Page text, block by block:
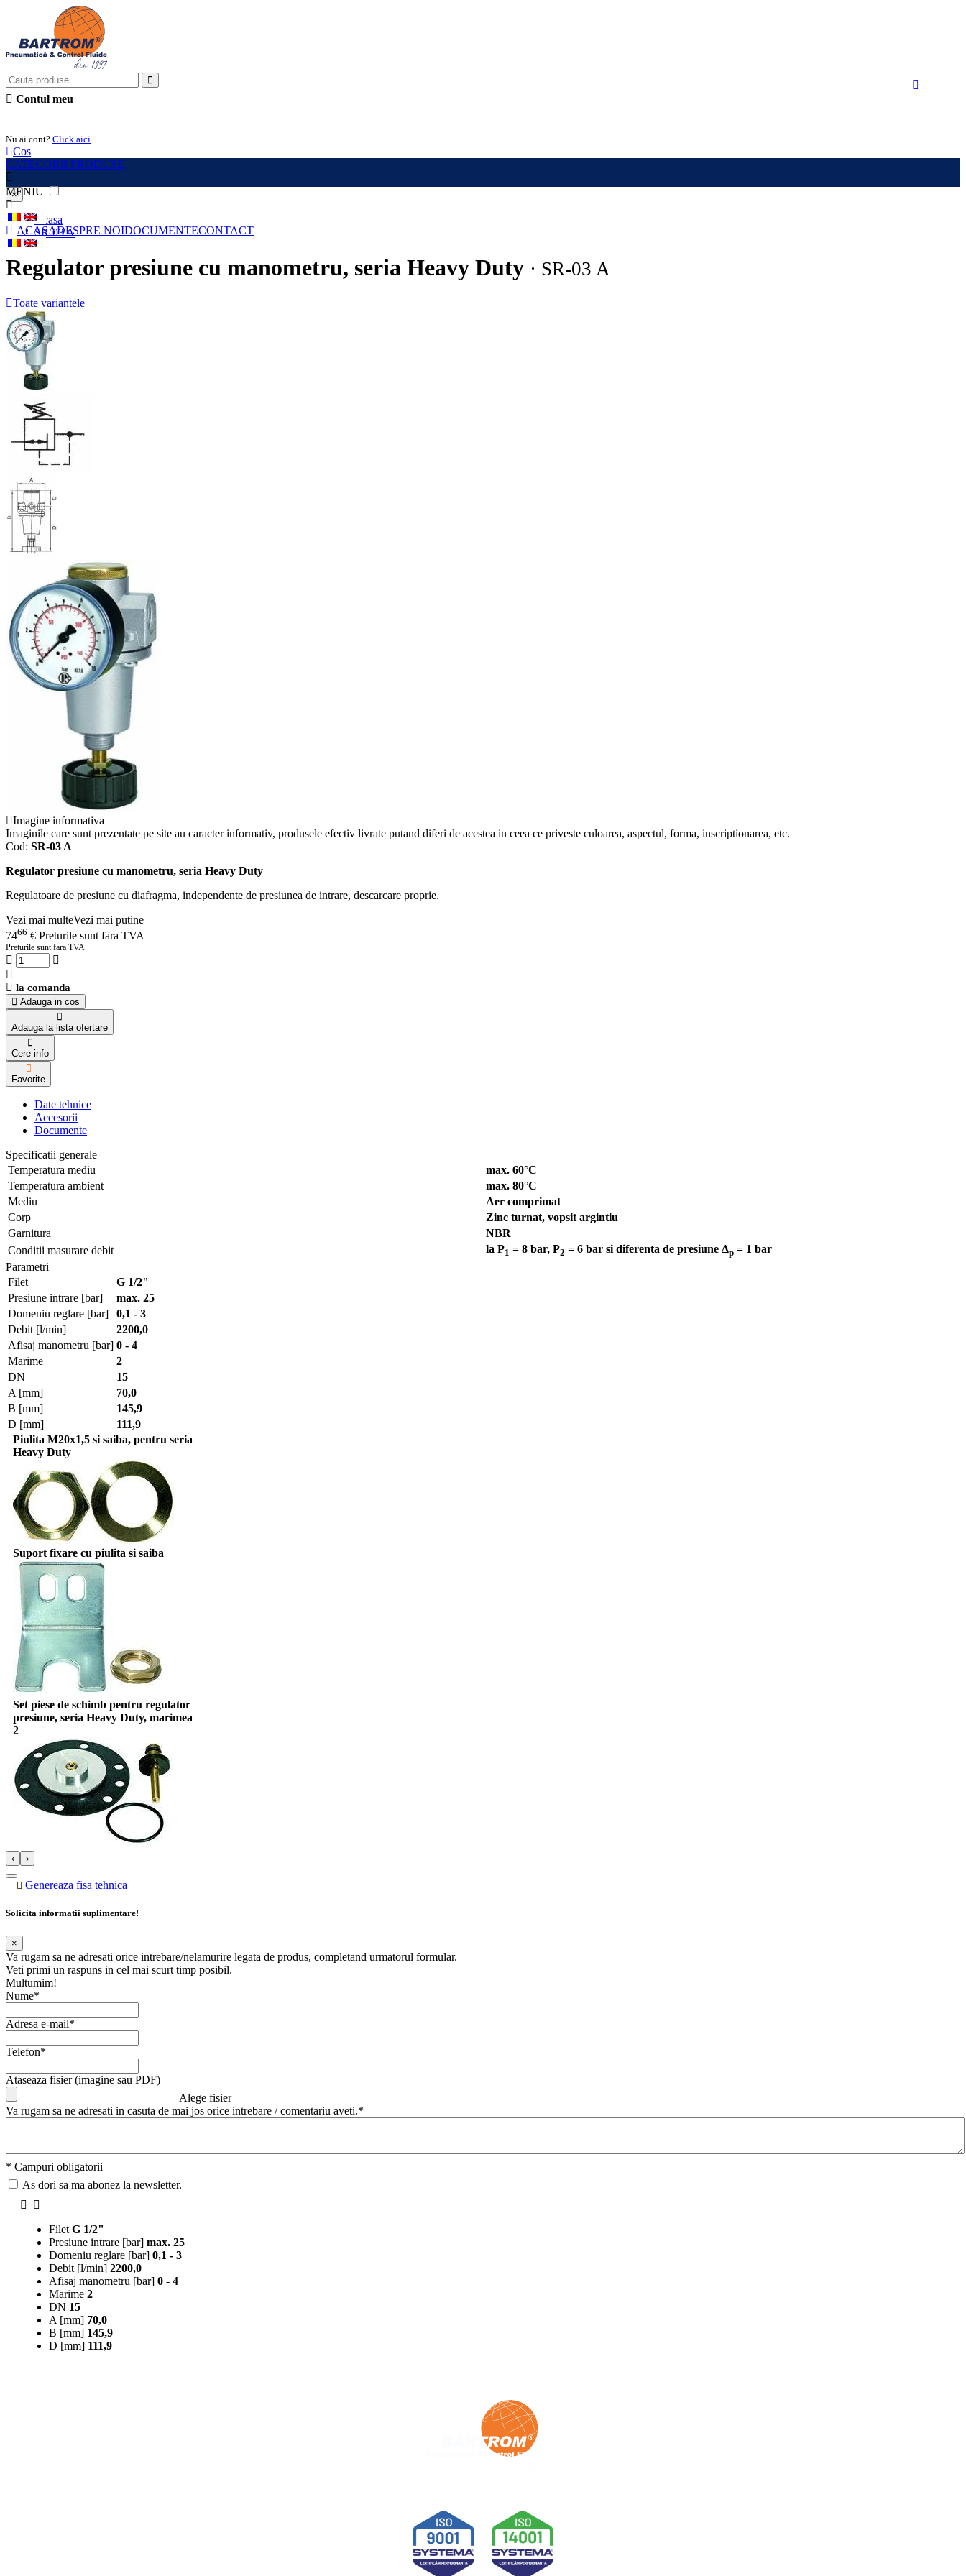
Contul meu
Nu ai cont? Click aici
Cos
CATEGORII PRODUSE
MENIU
ACASADESPRE NOIDOCUMENTECONTACT
×
Acasa
SR-03 A
Regulator presiune cu manometru, seria Heavy Duty · SR-03 A
Toate variantele
Imagine informativa
Imaginile care sunt prezentate pe site au caracter informativ, produsele efectiv livrate putand diferi de acestea in ceea ce priveste culoarea, aspectul, forma, inscriptionarea, etc.
Cod: SR-03 A
Regulator presiune cu manometru, seria Heavy Duty
Regulatoare de presiune cu diafragma, independente de presiunea de intrare, descarcare proprie.
Vezi mai multeVezi mai putine
7466 € Preturile sunt fara TVA
Preturile sunt fara TVA
la comanda
Adauga in cos
Adauga la lista ofertare
Cere info
Favorite
Date tehnice
Accesorii
Documente
Specificatii generale
Temperatura mediu
max. 60°C
Temperatura ambient
max. 80°C
Mediu
Aer comprimat
Corp
Zinc turnat, vopsit argintiu
Garnitura
NBR
Conditii masurare debit
la P1 = 8 bar, P2 = 6 bar si diferenta de presiune Δp = 1 bar
Parametri
Filet
G 1/2"
Presiune intrare [bar]
max. 25
Domeniu reglare [bar]
0,1 - 3
Debit [l/min]
2200,0
Afisaj manometru [bar] 0 - 4
Marime
2
DN
15
A [mm]
70,0
B [mm]
145,9
D [mm]
111,9
Piulita M20x1,5 si saiba, pentru seria
Heavy Duty
Suport fixare cu piulita si saiba
Set piese de schimb pentru regulator
presiune, seria Heavy Duty, marimea
2
‹ ›
Genereaza fisa tehnica
Solicita informatii suplimentare!
×
Va rugam sa ne adresati orice intrebare/nelamurire legata de produs, completand urmatorul formular.
Veti primi un raspuns in cel mai scurt timp posibil.
Multumim!
Nume*
Adresa e-mail*
Telefon*
Ataseaza fisier (imagine sau PDF)
Alege fisier
Va rugam sa ne adresati in casuta de mai jos orice intrebare / comentariu aveti.*
* Campuri obligatorii
As dori sa ma abonez la newsletter.
Filet G 1/2"
Presiune intrare [bar] max. 25
Domeniu reglare [bar] 0,1 - 3
Debit [l/min] 2200,0
Afisaj manometru [bar] 0 - 4
Marime 2
DN 15
A [mm] 70,0
B [mm] 145,9
D [mm] 111,9